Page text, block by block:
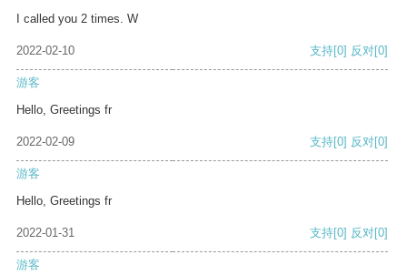
I called you 2 times. W
2022-02-10 支持[0] 反对[0]
游客
Hello, Greetings fr
2022-02-09 支持[0] 反对[0]
游客
Hello, Greetings fr
2022-01-31 支持[0] 反对[0]
游客